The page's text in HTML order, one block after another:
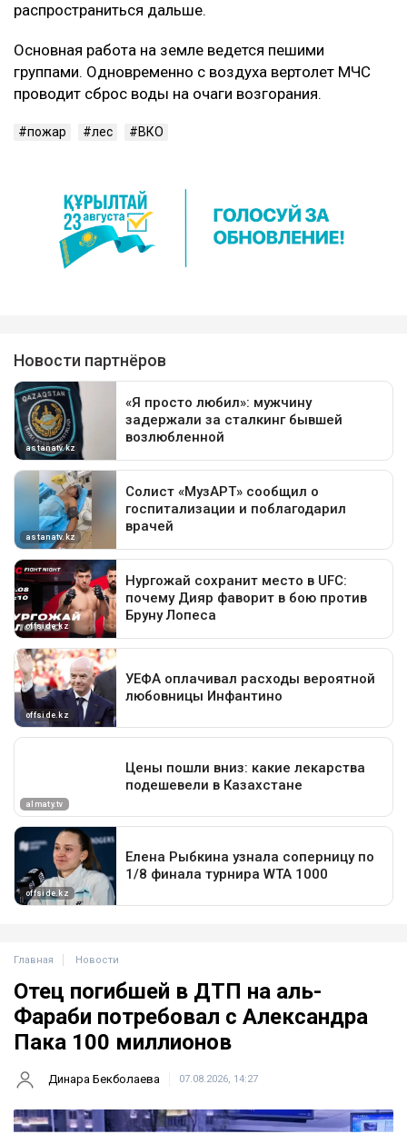
распространиться дальше.
Основная работа на земле ведется пешими
группами. Одновременно с воздуха вертолет МЧС
проводит сброс воды на очаги возгорания.
пожар лес ВКО
Главная Новости
Отец погибшей в ДТП на аль-
Фараби потребовал с Александра
Пака 100 миллионов
Динара Бекболаева 07.08.2026, 14:27